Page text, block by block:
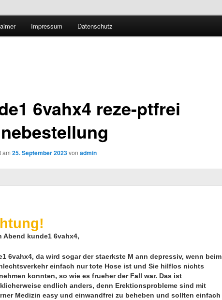
Forschung und Technologie
Impressum Datenschutz
6vahx4 reze-ptfrei
am 25. September 2023von admin
Abend kunde1 6vahx4,
6vahx4, da wird sogar der staerkste M ann depressiv, wenn beim
einfach nur tote Hose ist und Sie hilflos nichts
konnten, so wie es frueher der Fall war. Das ist
endlich anders, denn Erektionsprobleme sind mit
Medizin easy und einwandfrei zu beheben und sollten einfach